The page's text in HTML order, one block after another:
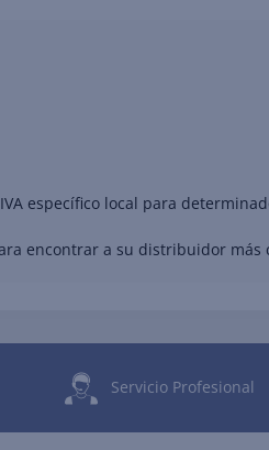
específico local para
encontrar a su distribuidor más
Servicio Profesional